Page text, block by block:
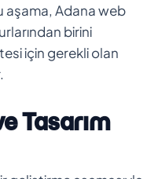
aşama, Adana web
birini
için gerekli olan
Tasarım